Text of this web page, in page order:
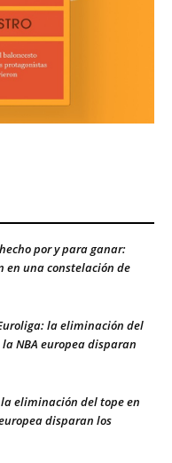
por y para ganar:
en una constelación de
la eliminación del
NBA europea disparan
eliminación del tope en
disparan los